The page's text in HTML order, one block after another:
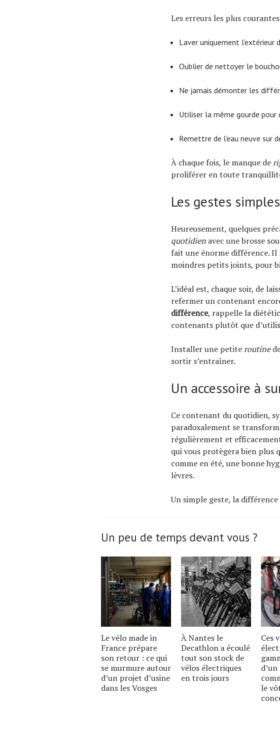
Les erreurs les plus
Laver uniquement l’extérieur
Oublier de nettoyer le
Ne jamais démonter les
Utiliser la même gourde
Remettre de l’eau neuve sur
À chaque fois, le manque de
proliférer en toute
Les gestes
Heureusement, quelques
quotidien avec une brosse
fait une énorme différence. Il
moindres petits joints, pour
L’idéal est, chaque soir, de
refermer un contenant
différence, rappelle la
contenants plutôt que
Installer une petiteroutine
sortir s’entraîner.
Un accessoire à
Ce contenant du quotidien,
paradoxalement se
régulièrement et
qui vous protègera bien plus
comme en été, une bonne
lèvres.
Un simple geste, la
Un peu de temps devant vous ?
Le vélo made in
France prépare
son retour : ce qui
se murmure autour
dʼun projet dʼusine
dans les Vosges
À Nantes le
Decathlon a écoulé
tout son stock de
vélos électriques
en trois jours
Ces
le